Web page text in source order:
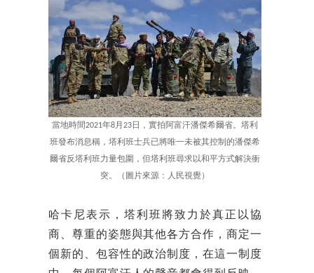
當地時間2021年8月23日，實拍阿富汗潘傑希爾省。塔利
班發布消息稱，塔利班士兵已將唯一未被其控制的潘傑希
爾省反塔利班力量包圍，但塔利班尋求以和平方式解決衝
突。（圖片來源：人民視覺）
哈卡尼表示，塔利班將致力於真正以協
商、尊重的姿態與其他各方合作，商定一
個新的、包容性的政治制度，在這一制度